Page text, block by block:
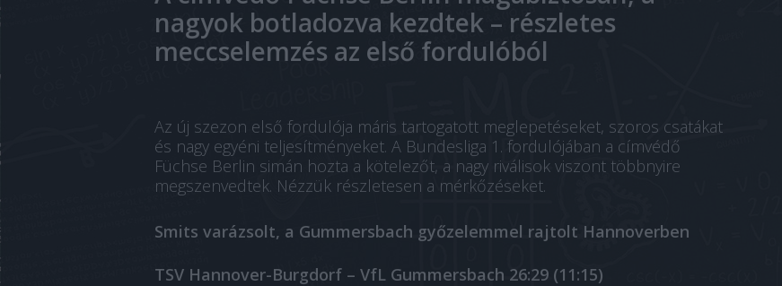
nagyok botladozva kezdtek – részletes
meccselemzés az első fordulóból
Az új szezon első fordulója máris tartogatott meglepetéseket, szoros csatákat
és nagy egyéni teljesítményeket. A Bundesliga 1. fordulójában a címvédő
Füchse Berlin simán hozta a kötelezőt, a nagy riválisok viszont többnyire
megszenvedtek. Nézzük részletesen a mérkőzéseket.
Smits varázsolt, a Gummersbach győzelemmel rajtolt Hannoverben
TSV Hannover-Burgdorf – VfL Gummersbach 26:29 (11:15)